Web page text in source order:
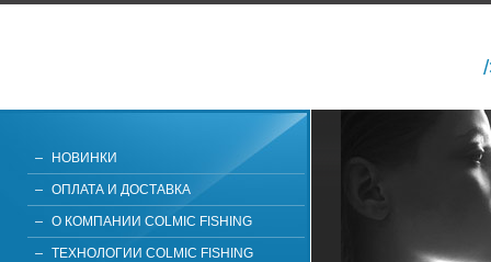
НОВИНКИ
ОПЛАТА И ДОСТАВКА
О КОМПАНИИ COLMIC FISHING
ТЕХНОЛОГИИ COLMIC FISHING